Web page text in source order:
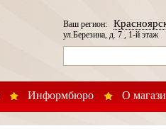
Информбюро О
Ваш регион:
ул.Березина, д. 7 , 1-й этаж